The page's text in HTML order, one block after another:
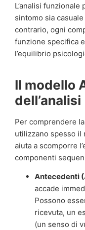
L’analisi
sintomo sia
contrario, ogni
funzione specifica
l’equilibrio
Il modello
dell’analisi
Per comprendere
utilizzano spesso il
aiuta a scomporre
componenti
Antecedenti
accade
Possono
ricevuta, un
(un senso di